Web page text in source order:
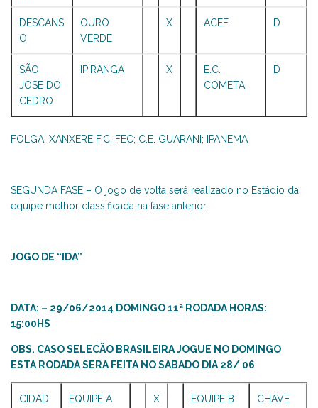
DESCANS
O
OURO
VERDE
X ACEF D
SÃO
JOSE DO
CEDRO
IPIRANGA X
E.C.
COMETA
D
FOLGA: XANXERE F.C; FEC; C.E. GUARANI; IPANEMA
SEGUNDA FASE – O jogo de volta será realizado no Estádio da
equipe melhor classificada na fase anterior.
JOGO DE “IDA”
DATA: – 29/06/2014 DOMINGO 11ª RODADA HORAS:
15:00HS
OBS. CASO SELECÃO BRASILEIRA JOGUE NO DOMINGO
ESTA RODADA SERA FEITA NO SABADO DIA 28/ 06
CIDAD
EQUIPE A X EQUIPE B CHAVE